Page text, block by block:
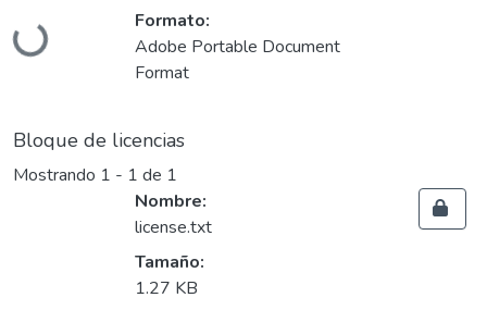
Cargando...
Formato:
Adobe Portable Document
Format
Bloque de licencias
Mostrando 1 - 1 de 1
Nombre:
license.txt
Tamaño:
1.27 KB